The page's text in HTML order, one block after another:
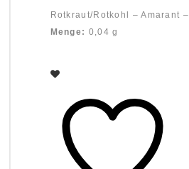
Rotkraut/Rotkohl – Amarant –
Menge: 0,04 g